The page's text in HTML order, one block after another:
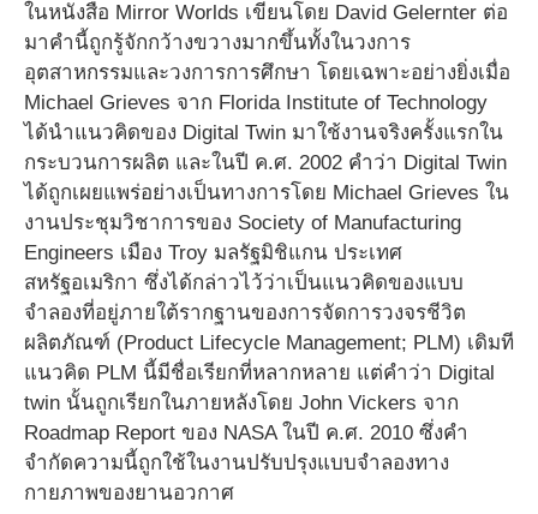
ในหนังสือ Mirror Worlds เขียนโดย David Gelernter ต่อ
มาคำนี้ถูกรู้จักกว้างขวางมากขึ้นทั้งในวงการ
อุตสาหกรรมและวงการการศึกษา โดยเฉพาะอย่างยิ่งเมื่อ
Michael Grieves จาก Florida Institute of Technology
ได้นำแนวคิดของ Digital Twin มาใช้งานจริงครั้งแรกใน
กระบวนการผลิต และในปี ค.ศ. 2002 คำว่า Digital Twin
ได้ถูกเผยแพร่อย่างเป็นทางการโดย Michael Grieves ใน
งานประชุมวิชาการของ Society of Manufacturing
Engineers เมือง Troy มลรัฐมิชิแกน ประเทศ
สหรัฐอเมริกา ซึ่งได้กล่าวไว้ว่าเป็นแนวคิดของแบบ
จำลองที่อยู่ภายใต้รากฐานของการจัดการวงจรชีวิต
ผลิตภัณฑ์ (Product Lifecycle Management; PLM) เดิมที
แนวคิด PLM นี้มีชื่อเรียกที่หลากหลาย แต่คำว่า Digital
twin นั้นถูกเรียกในภายหลังโดย John Vickers จาก
Roadmap Report ของ NASA ในปี ค.ศ. 2010 ซึ่งคำ
จำกัดความนี้ถูกใช้ในงานปรับปรุงแบบจำลองทาง
กายภาพของยานอวกาศ